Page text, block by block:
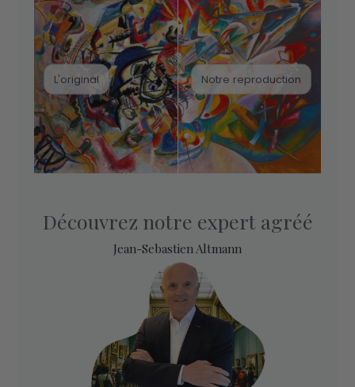
L'original Notre reproduction
Découvrez notre expert agréé
Jean-Sebastien Altmann